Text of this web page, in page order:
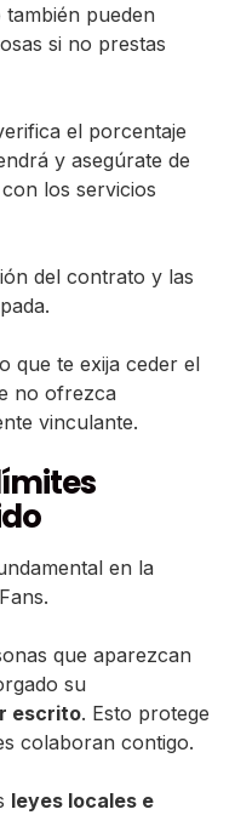
pueden
si no prestas
el porcentaje
y asegúrate de
los servicios
del contrato y las
que te exija ceder el
no ofrezca
vinculante.
en la
que aparezcan
su
escrito. Esto protege
colaboran contigo.
leyes locales e